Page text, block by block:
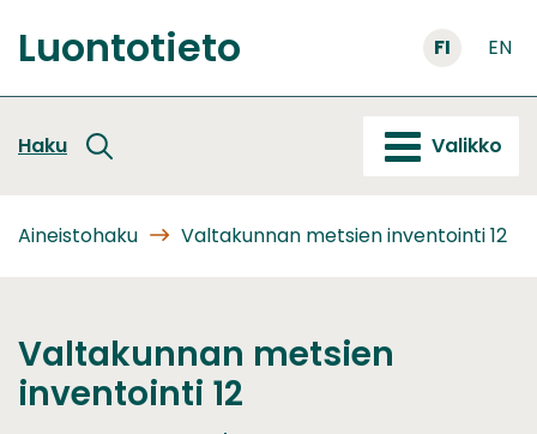
sisältöön
Etusivu
Luontotieto FI EN
Haku Valikko
Aineistohaku Valtakunnan metsien inventointi 12
Valtakunnan metsien
inventointi 12